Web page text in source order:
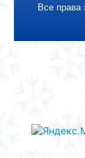
Все